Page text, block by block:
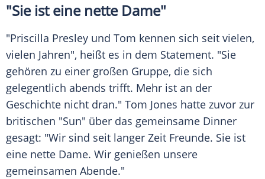
"Sie ist eine nette Dame"
"Priscilla Presley und Tom kennen sich seit vielen,
vielen Jahren", heißt es in dem Statement. "Sie
gehören zu einer großen Gruppe, die sich
gelegentlich abends trifft. Mehr ist an der
Geschichte nicht dran." Tom Jones hatte zuvor zur
britischen "Sun" über das gemeinsame Dinner
gesagt: "Wir sind seit langer Zeit Freunde. Sie ist
eine nette Dame. Wir genießen unsere
gemeinsamen Abende."